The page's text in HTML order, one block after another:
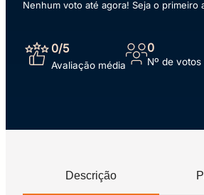
Nenhum voto até agora! Seja o primeiro
0/5
Avaliação média
0
Nº de votos
Descrição